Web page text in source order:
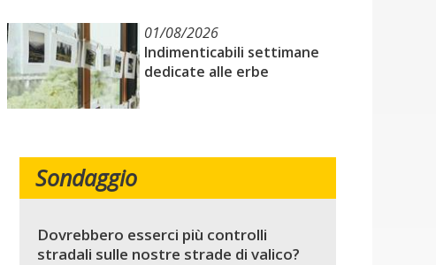
01/08/2026
Indimenticabili settimane
dedicate alle erbe
Sondaggio
Dovrebbero esserci più controlli
stradali sulle nostre strade di valico?